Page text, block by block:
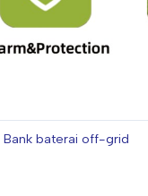
Bank baterai off-grid